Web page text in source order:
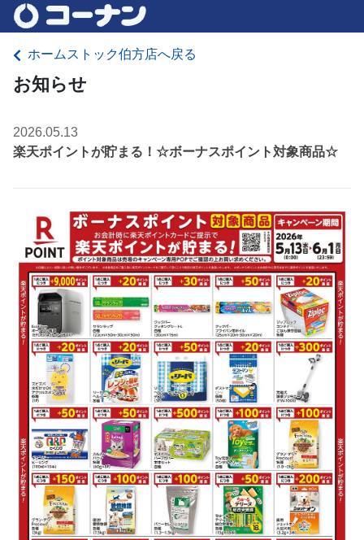
ホームストック伯方店へ戻る
お知らせ
2026.05.13
楽天ポイントが貯まる！☆ボーナスポイント対象商品☆